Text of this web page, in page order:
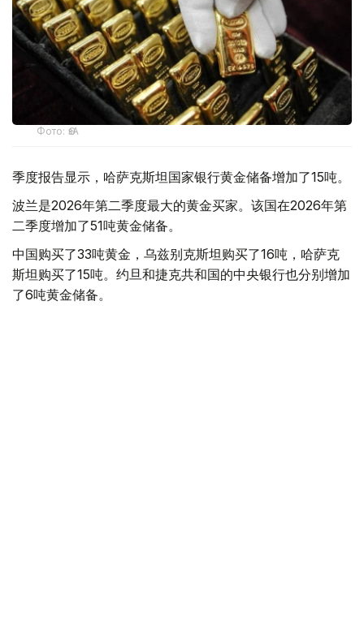
Фото: ӨзА
季度报告显示，哈萨克斯坦国家银行黄金储备增加了15吨。
波兰是2026年第二季度最大的黄金买家。该国在2026年第
二季度增加了51吨黄金储备。
中国购买了33吨黄金，乌兹别克斯坦购买了16吨，哈萨克
斯坦购买了15吨。约旦和捷克共和国的中央银行也分别增加
了6吨黄金储备。